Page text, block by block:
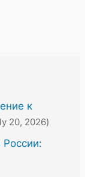
к
20, 2026)